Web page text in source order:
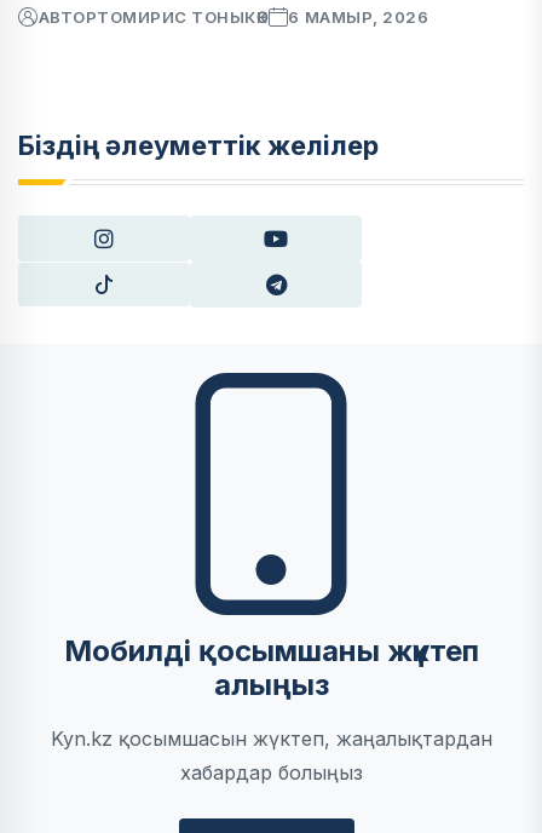
АВТОРТОМИРИС ТОНЫКӨК 6 МАМЫР, 2026
Біздің әлеуметтік желілер
Мобилді қосымшаны жүктеп
алыңыз
Kyn.kz қосымшасын жүктеп, жаңалықтардан
хабардар болыңыз